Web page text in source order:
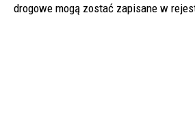
drogowe mogą zostać zapisane w